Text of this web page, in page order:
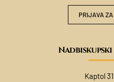
PRIJAVA
Kaptol